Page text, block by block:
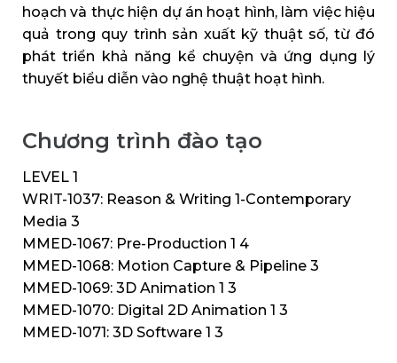
hoạch và thực hiện dự án hoạt hình, làm việc hiệu
quả trong quy trình sản xuất kỹ thuật số, từ đó
phát triển khả năng kể chuyện và ứng dụng lý
thuyết biểu diễn vào nghệ thuật hoạt hình.
Chương trình đào tạo
LEVEL 1
WRIT-1037: Reason & Writing 1-Contemporary
Media 3
MMED-1067: Pre-Production 1 4
MMED-1068: Motion Capture & Pipeline 3
MMED-1069: 3D Animation 1 3
MMED-1070: Digital 2D Animation 1 3
MMED-1071: 3D Software 1 3